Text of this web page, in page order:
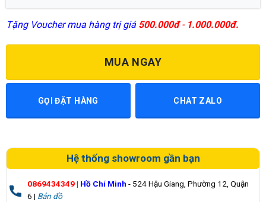
Tặng Voucher mua hàng trị giá 500.000đ-1.000.000đ.
MUA NGAY
GỌI ĐẶT HÀNG CHAT ZALO
Hệ thống showroom gần bạn
0869434349| Hồ Chí Minh - 524 Hậu Giang, Phường 12, Quận
6 | Bản đồ